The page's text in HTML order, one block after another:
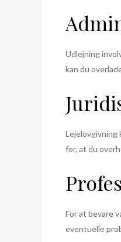
Udlejning
kan du
Lejelovgivning
for, at du
For at bevare
eventuelle